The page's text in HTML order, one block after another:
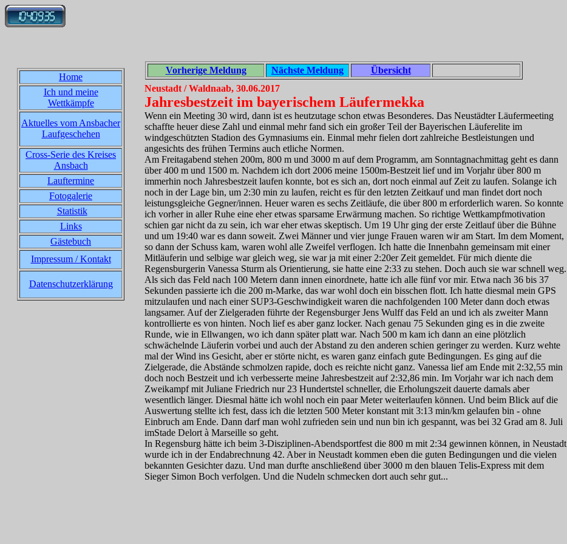
Home
Ich und meine
Wettkämpfe
Aktuelles vom Ansbacher
Laufgeschehen
Cross-Serie des Kreises
Ansbach
Lauftermine
Fotogalerie
Statistik
Links
Gästebuch
Impressum / Kontakt
Datenschutzerklärung
Vorherige Meldung Nächste Meldung
Übersicht
Neustadt / Waldnaab, 30.06.2017
Jahresbestzeit im bayerischem Läufermekka
Wenn ein Meeting 30 wird, dann ist es heutzutage schon etwas Besonderes. Das Neustädter Läufermeeting
schaffte heuer diese Zahl und einmal mehr fand sich ein großer Teil der Bayerischen Läuferelite im
windgeschützten Stadion des Gymnasiums ein. Einmal mehr fielen dort zahlreiche Bestleistungen und
angesichts des frühen Termins auch etliche Normen.
Am Freitagabend stehen 200m, 800 m und 3000 m auf dem Programm, am Sonntagnachmittag geht es dann
über 400 m und 1500 m. Nachdem ich dort 2006 meine 1500m-Bestzeit lief und im Vorjahr über 800 m
immerhin noch Jahresbestzeit laufen konnte, bot es sich an, dort noch einmal auf Zeit zu laufen. Solange ich
noch in der Lage bin, um 2:30 min zu laufen, reicht es für den letzten Zeitkauf und man findet dort noch
leistungsgleiche Gegner/innen. Heuer waren es sechs Zeitläufe, die über 800 m erforderlich waren. So konnte
ich vorher in aller Ruhe eine eher etwas sparsame Erwärmung machen. So richtige Wettkampfmotivation
schien gar nicht da zu sein, ich war eher etwas skeptisch. Um 19 Uhr ging der erste Zeitlauf über die Bühne
und um 19:40 war es dann soweit. Zwei Männer und vier junge Frauen waren wir am Start. Im dem Moment,
so dann der Schuss kam, waren wohl alle Zweifel verflogen. Ich hatte die Innenbahn gemeinsam mit einer
Mitläuferin und selbige war gleich weg, sie war ja mit einer 2:20er Zeit gemeldet. Für mich diente die
Regensburgerin Vanessa Sturm als Orientierung, sie hatte eine 2:33 zu stehen. Doch auch sie war schnell weg.
Als sich das Feld nach 100 Metern dann innen einordnete, hatte ich alle fünf vor mir. Etwa nach 36 bis 37
Sekunden passierte ich die 200 m-Marke, das war wohl doch ein bisschen flott. Ich hatte diesmal mein GPS
mitzulaufen und nach einer SUP3-Geschwindigkeit waren die nachfolgenden 100 Meter dann doch etwas
langsamer. Auf der Zielgeraden führte der Regensburger Jens Wulff das Feld an und ich als zweiter Mann
kontrollierte es von hinten. Noch lief es aber ganz locker. Nach genau 75 Sekunden ging es in die zweite
Runde, wie in Ellwangen, wo ich dann später platt war. Nach 500 m kam ich dann an eine plötzlich
schwächelnde Läuferin vorbei und auch der Abstand zu den anderen schien geringer zu werden. Kurz wehte
mal der Wind ins Gesicht, aber er störte nicht, es waren ganz einfach gute Bedingungen. Es ging auf die
Zielgerade, die Abstände schmolzen rapide, doch es reichte nicht ganz. Vanessa lief am Ende mit 2:32,55 min
doch noch Bestzeit und ich verbesserte meine Jahresbestzeit auf 2:32,86 min. Im Vorjahr war ich nach dem
Zweikampf mit Juliane Friedrich nur 23 Hundertstel schneller, die Erholungszeit dauerte damals aber
wesentlich länger. Diesmal hätte ich wohl noch ein paar Meter weiterlaufen können. Und beim Blick auf die
Auswertung stellte ich fest, dass ich die letzten 500 Meter konstant mit 3:13 min/km gelaufen bin - ohne
Einbruch am Ende. Dann darf man wohl zufrieden sein und nun bin ich gespannt, was bei 32 Grad am 8. Juli
imStade Delort à Marseille so geht.
In Regensburg hätte ich beim 3-Disziplinen-Abendsportfest die 800 m mit 2:34 gewinnen können, in Neustadt
wurde ich in der Endabrechnung 42. Aber in Neustadt kommen eben die guten Bedingungen und die vielen
bekannten Gesichter dazu. Und man durfte anschließend über 3000 m den blauen Telis-Express mit dem
Sieger Simon Boch verfolgen. Und die Nudeln schmecken dort auch sehr gut...